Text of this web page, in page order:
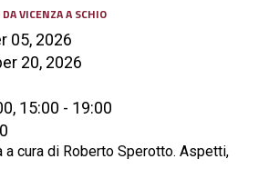
VICENZA A SCHIO
05, 2026
20, 2026
15:00 - 19:00
cura di Roberto Sperotto. Aspetti,